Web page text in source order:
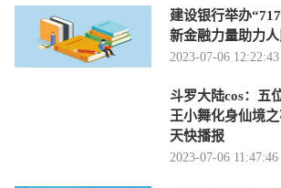
建设银行举办
新金融力量助力
2023-07-06 12:22:43
斗罗大陆cos：五
王小舞化身仙境
天快播报
2023-07-06 11:47:46